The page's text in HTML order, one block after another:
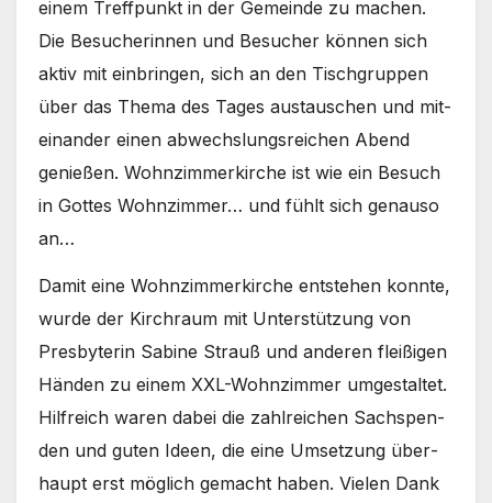
einem Treff­punkt in der Gemein­de zu machen.
Die Besu­che­rin­nen und Besu­cher kön­nen sich
aktiv mit ein­brin­gen, sich an den Tisch­grup­pen
über das The­ma des Tages aus­tau­schen und mit­
ein­an­der einen abwechs­lungs­rei­chen Abend
genie­ßen. Wohn­zim­mer­kir­che ist wie ein Besuch
in Got­tes Wohn­zim­mer… und fühlt sich genau­so
an…
Damit eine Wohn­zim­mer­kir­che ent­ste­hen konn­te,
wur­de der Kirch­raum mit Unter­stüt­zung von
Pres­by­te­rin Sabi­ne Strauß und ande­ren flei­ßi­gen
Hän­den zu einem XXL-Wohnzimmer umge­stal­tet.
Hilf­reich waren dabei die zahl­rei­chen Sach­spen­
den und guten Ideen, die eine Umset­zung über­
haupt erst mög­lich gemacht haben. Vie­len Dank